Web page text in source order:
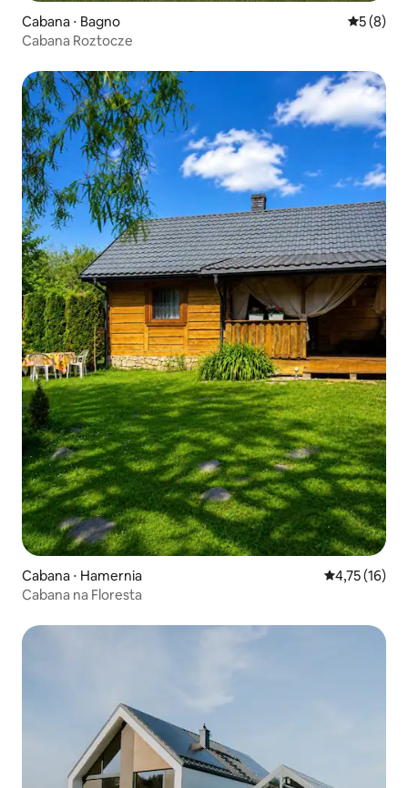
Cabana ⋅ Bagno 5 de
5 (8)
Cabana Roztocze
Cabana ⋅ Hamernia 4,75 de uma
4,75 (16)
Cabana na Floresta